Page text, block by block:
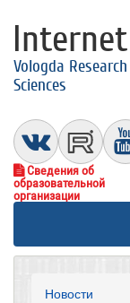
Vologda
Sciences
Сведения об
образовательной
организации
Новости